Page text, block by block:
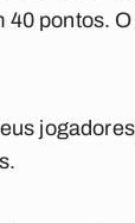
pontos.